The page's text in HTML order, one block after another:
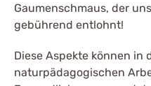
Gaumenschmaus, der
gebührend entlohnt!
Diese Aspekte können
naturpädagogischen